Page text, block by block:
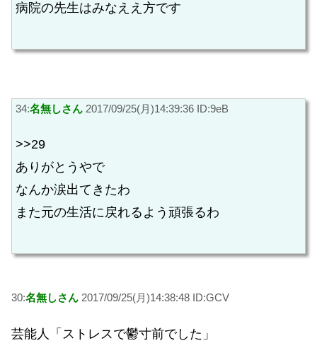
病院の先生はみなええ方です
34:名無しさん 2017/09/25(月)14:39:36 ID:9eB
>>29
ありがとうやで
なんか涙出てきたわ
また元の生活に戻れるよう頑張るわ
30:名無しさん 2017/09/25(月)14:38:48 ID:GCV
芸能人「ストレスで鬱寸前でした」